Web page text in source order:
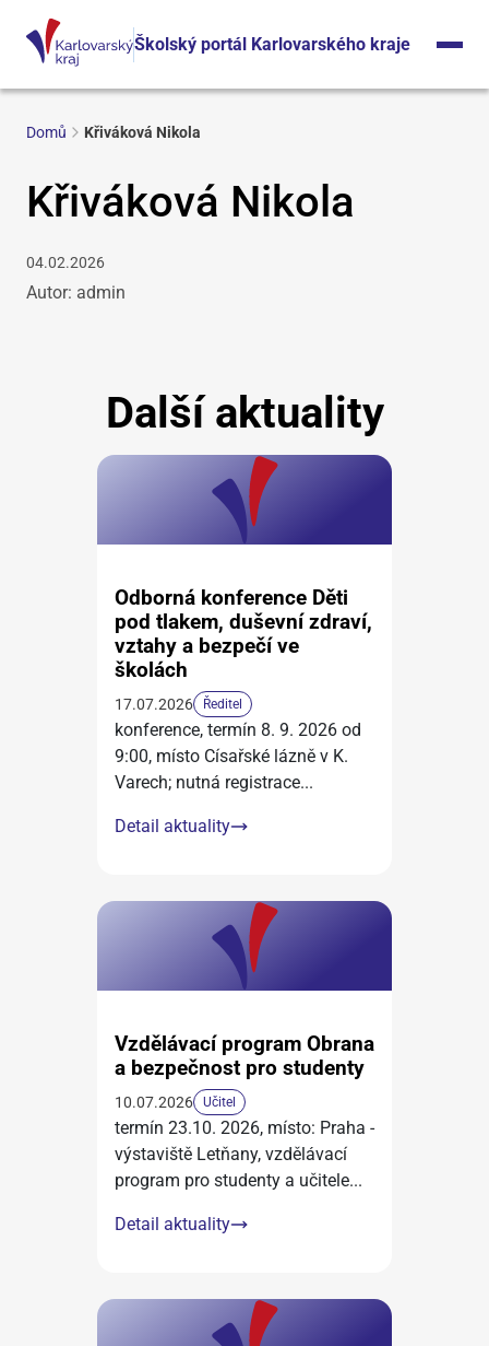
Školský portál Karlovarského kraje
Domů Křiváková Nikola
Křiváková Nikola
04.02.2026
Autor: admin
Další aktuality
Odborná konference Děti
pod tlakem, duševní zdraví,
vztahy a bezpečí ve
školách
17.07.2026 Ředitel
konference, termín 8. 9. 2026 od
9:00, místo Císařské lázně v K.
Varech; nutná registrace...
Detail aktuality
Vzdělávací program Obrana
a bezpečnost pro studenty
10.07.2026 Učitel
termín 23.10. 2026, místo: Praha -
výstaviště Letňany, vzdělávací
program pro studenty a učitele...
Detail aktuality